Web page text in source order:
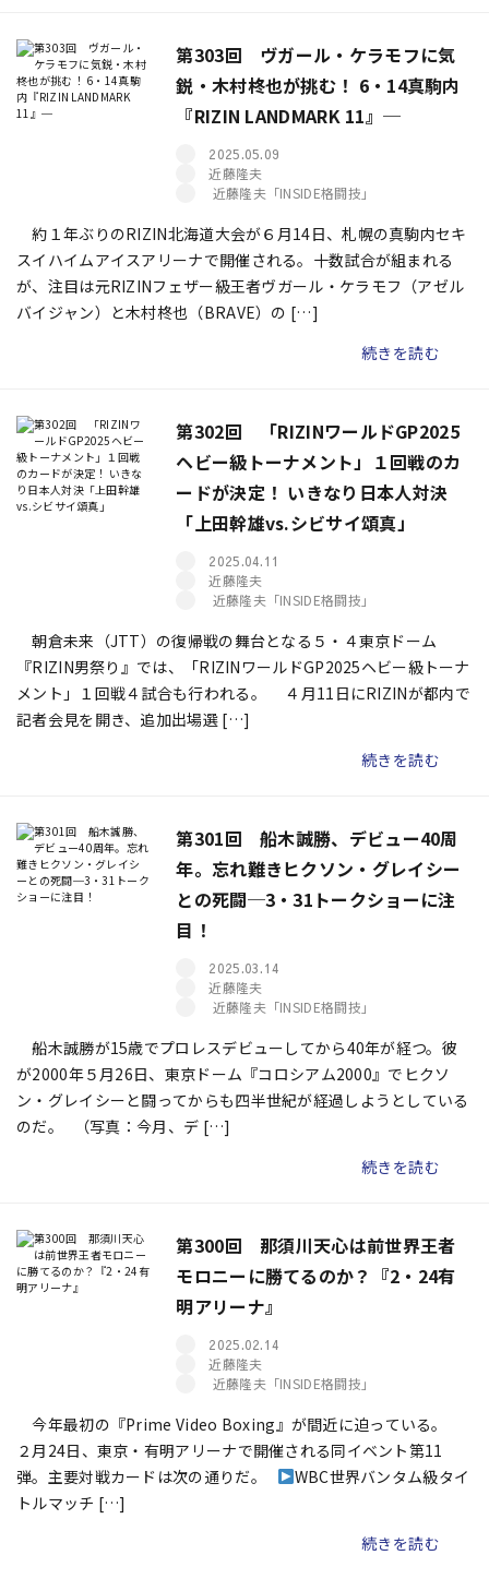
第303回 ヴガール・ケラモフに気
鋭・木村柊也が挑む！ 6・14真駒内
『RIZIN LANDMARK 11』─
2025.05.09
近藤隆夫
近藤隆夫「INSIDE格闘技」
約１年ぶりのRIZIN北海道大会が６月14日、札幌の真駒内セキ
スイハイムアイスアリーナで開催される。十数試合が組まれる
が、注目は元RIZINフェザー級王者ヴガール・ケラモフ（アゼル
バイジャン）と木村柊也（BRAVE）の […]
続きを読む
第302回 「RIZINワールドGP2025
ヘビー級トーナメント」１回戦のカ
ードが決定！ いきなり日本人対決
「上田幹雄vs.シビサイ頌真」
2025.04.11
近藤隆夫
近藤隆夫「INSIDE格闘技」
朝倉未来（JTT）の復帰戦の舞台となる５・４東京ドーム
『RIZIN男祭り』では、「RIZINワールドGP2025ヘビー級トーナ
メント」１回戦４試合も行われる。 ４月11日にRIZINが都内で
記者会見を開き、追加出場選 […]
続きを読む
第301回 船木誠勝、デビュー40周
年。忘れ難きヒクソン・グレイシー
との死闘─3・31トークショーに注
目！
2025.03.14
近藤隆夫
近藤隆夫「INSIDE格闘技」
船木誠勝が15歳でプロレスデビューしてから40年が経つ。彼
が2000年５月26日、東京ドーム『コロシアム2000』でヒクソ
ン・グレイシーと闘ってからも四半世紀が経過しようとしている
のだ。 （写真：今月、デ […]
続きを読む
第300回 那須川天心は前世界王者
モロニーに勝てるのか？『2・24有
明アリーナ』
2025.02.14
近藤隆夫
近藤隆夫「INSIDE格闘技」
今年最初の『Prime Video Boxing』が間近に迫っている。
２月24日、東京・有明アリーナで開催される同イベント第11
弾。主要対戦カードは次の通りだ。
WBC世界バンタム級タイ
トルマッチ […]
続きを読む